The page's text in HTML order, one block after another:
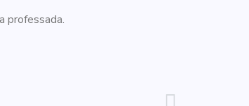
professada.